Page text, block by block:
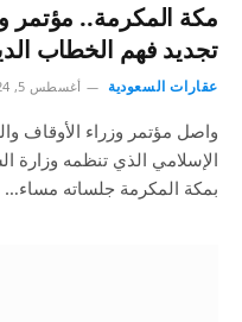
مكة المكرمة.. مؤتمر
تجديد فهم الخطاب
عقارات السعودية أغسطس 5, 2024
واصل مؤتمر وزراء الأوقاف
الإسلامي الذي تنظمه وزارة
بمكة المكرمة جلساته مساء…